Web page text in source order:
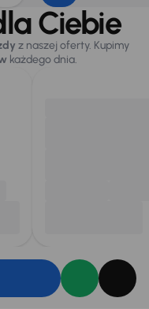
Ciebie
z naszej oferty. Kupimy
każdego dnia.